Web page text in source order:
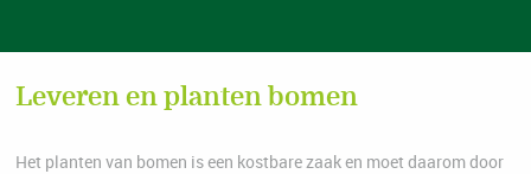
Leveren en planten bomen
Het planten van bomen is een kostbare zaak en moet daarom door